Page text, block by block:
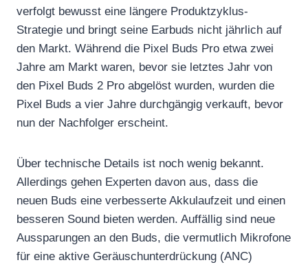
verfolgt bewusst eine längere Produktzyklus-
Strategie und bringt seine Earbuds nicht jährlich auf
den Markt. Während die Pixel Buds Pro etwa zwei
Jahre am Markt waren, bevor sie letztes Jahr von
den Pixel Buds 2 Pro abgelöst wurden, wurden die
Pixel Buds a vier Jahre durchgängig verkauft, bevor
nun der Nachfolger erscheint.
Über technische Details ist noch wenig bekannt.
Allerdings gehen Experten davon aus, dass die
neuen Buds eine verbesserte Akkulaufzeit und einen
besseren Sound bieten werden. Auffällig sind neue
Aussparungen an den Buds, die vermutlich Mikrofone
für eine aktive Geräuschunterdrückung (ANC)